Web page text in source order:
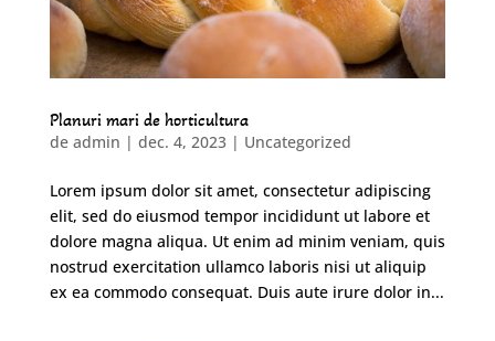
Planuri mari de horticultura
de admin | dec. 4, 2023| Uncategorized
Lorem ipsum dolor sit amet, consectetur adipiscing
elit, sed do eiusmod tempor incididunt ut labore et
dolore magna aliqua. Ut enim ad minim veniam, quis
nostrud exercitation ullamco laboris nisi ut aliquip
ex ea commodo consequat. Duis aute irure dolor in...